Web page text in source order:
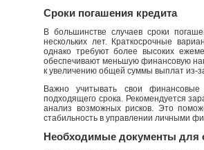
Сроки погашения кредита
В большинстве случаев сроки
нескольких лет. Краткосрочные
однако требуют более высоких
обеспечивают меньшую финансовую
к увеличению общей суммы выплат из-
Важно учитывать свои
подходящего срока. Рекомендуется
анализ возможных рисков. Это
стабильность в управлении личными
Необходимые документы для